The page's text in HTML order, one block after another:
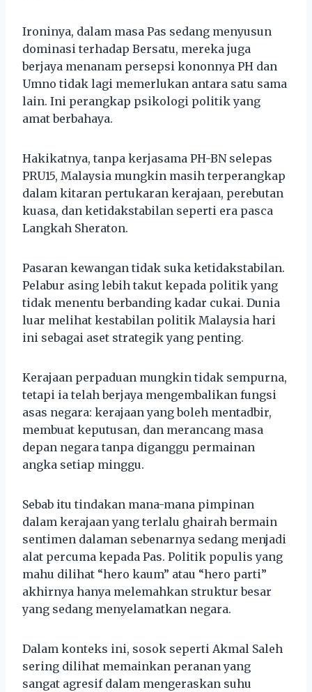
Ironinya, dalam masa Pas sedang menyusun
dominasi terhadap Bersatu, mereka juga
berjaya menanam persepsi kononnya PH dan
Umno tidak lagi memerlukan antara satu sama
lain. Ini perangkap psikologi politik yang
amat berbahaya.
Hakikatnya, tanpa kerjasama PH-BN selepas
PRU15, Malaysia mungkin masih terperangkap
dalam kitaran pertukaran kerajaan, perebutan
kuasa, dan ketidakstabilan seperti era pasca
Langkah Sheraton.
Pasaran kewangan tidak suka ketidakstabilan.
Pelabur asing lebih takut kepada politik yang
tidak menentu berbanding kadar cukai. Dunia
luar melihat kestabilan politik Malaysia hari
ini sebagai aset strategik yang penting.
Kerajaan perpaduan mungkin tidak sempurna,
tetapi ia telah berjaya mengembalikan fungsi
asas negara: kerajaan yang boleh mentadbir,
membuat keputusan, dan merancang masa
depan negara tanpa diganggu permainan
angka setiap minggu.
Sebab itu tindakan mana-mana pimpinan
dalam kerajaan yang terlalu ghairah bermain
sentimen dalaman sebenarnya sedang menjadi
alat percuma kepada Pas. Politik populis yang
mahu dilihat “hero kaum” atau “hero parti”
akhirnya hanya melemahkan struktur besar
yang sedang menyelamatkan negara.
Dalam konteks ini, sosok seperti Akmal Saleh
sering dilihat memainkan peranan yang
sangat agresif dalam mengeraskan suhu